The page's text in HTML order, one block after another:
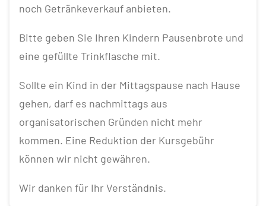
noch Getränkeverkauf anbieten.
Bitte geben Sie Ihren Kindern Pausenbrote und
eine gefüllte Trinkflasche mit.
Sollte ein Kind in der Mittagspause nach Hause
gehen, darf es nachmittags aus
organisatorischen Gründen nicht mehr
kommen. Eine Reduktion der Kursgebühr
können wir nicht gewähren.
Wir danken für Ihr Verständnis.